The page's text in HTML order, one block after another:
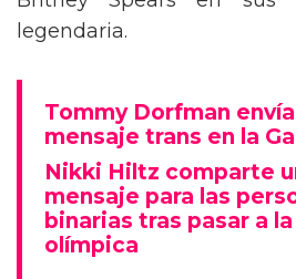
Britney Spears en sus
legendaria.
Tommy Dorfman envía
mensaje trans en la
Nikki Hiltz comparte
mensaje para las
binarias tras pasar a la
olímpica